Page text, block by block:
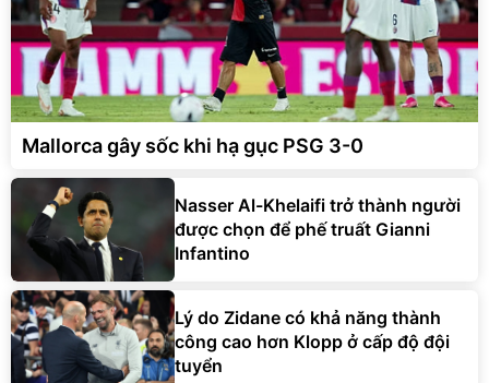
Mallorca gây sốc khi hạ gục PSG 3-0
Nasser Al-Khelaifi trở thành người
được chọn để phế truất Gianni
Infantino
Lý do Zidane có khả năng thành
công cao hơn Klopp ở cấp độ đội
tuyển